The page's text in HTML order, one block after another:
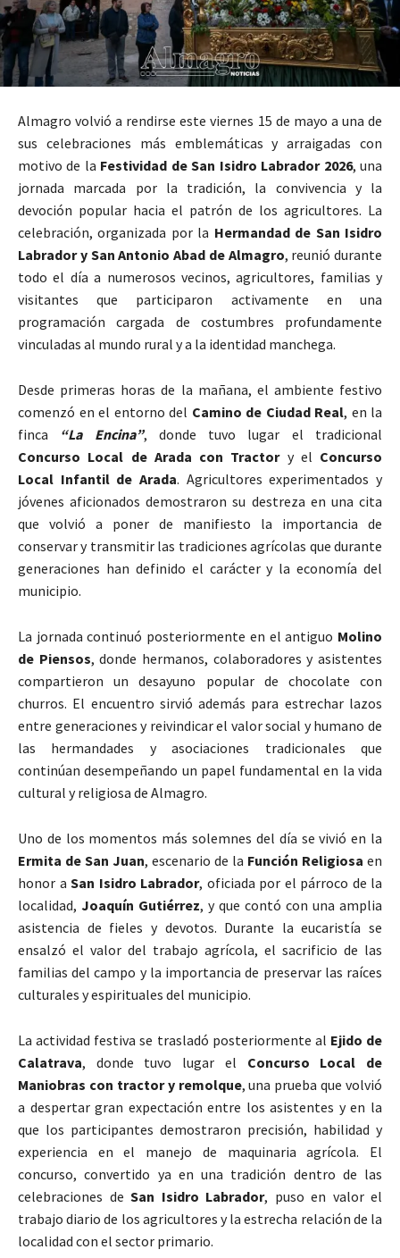
Almagro volvió a rendirse este viernes 15 de mayo a una de
sus celebraciones más emblemáticas y arraigadas con
motivo de la Festividad de San Isidro Labrador 2026, una
jornada marcada por la tradición, la convivencia y la
devoción popular hacia el patrón de los agricultores. La
celebración, organizada por la Hermandad de San Isidro
Labrador y San Antonio Abad de Almagro, reunió durante
todo el día a numerosos vecinos, agricultores, familias y
visitantes que participaron activamente en una
programación cargada de costumbres profundamente
vinculadas al mundo rural y a la identidad manchega.
Desde primeras horas de la mañana, el ambiente festivo
comenzó en el entorno del Camino de Ciudad Real, en la
finca “La Encina”, donde tuvo lugar el tradicional
Concurso Local de Arada con Tractory el Concurso
Local Infantil de Arada. Agricultores experimentados y
jóvenes aficionados demostraron su destreza en una cita
que volvió a poner de manifiesto la importancia de
conservar y transmitir las tradiciones agrícolas que durante
generaciones han definido el carácter y la economía del
municipio.
La jornada continuó posteriormente en el antiguo Molino
de Piensos, donde hermanos, colaboradores y asistentes
compartieron un desayuno popular de chocolate con
churros. El encuentro sirvió además para estrechar lazos
entre generaciones y reivindicar el valor social y humano de
las hermandades y asociaciones tradicionales que
continúan desempeñando un papel fundamental en la vida
cultural y religiosa de Almagro.
Uno de los momentos más solemnes del día se vivió en la
Ermita de San Juan, escenario de la Función Religiosa en
honor a San Isidro Labrador, oficiada por el párroco de la
localidad, Joaquín Gutiérrez, y que contó con una amplia
asistencia de fieles y devotos. Durante la eucaristía se
ensalzó el valor del trabajo agrícola, el sacrificio de las
familias del campo y la importancia de preservar las raíces
culturales y espirituales del municipio.
La actividad festiva se trasladó posteriormente al Ejido de
Calatrava, donde tuvo lugar el Concurso Local de
Maniobras con tractor y remolque, una prueba que volvió
a despertar gran expectación entre los asistentes y en la
que los participantes demostraron precisión, habilidad y
experiencia en el manejo de maquinaria agrícola. El
concurso, convertido ya en una tradición dentro de las
celebraciones de San Isidro Labrador, puso en valor el
trabajo diario de los agricultores y la estrecha relación de la
localidad con el sector primario.